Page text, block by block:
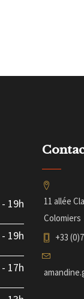
- 19h
- 19h
- 17h
11 allée
Colomiers
+33